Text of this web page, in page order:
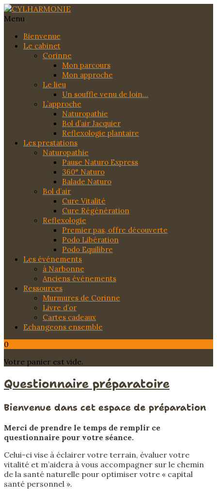
Menu
Bienvenue
Le cabinet
Corinne
Mon parcours
Mon approche
Le lieu
Un souffle venu de loin…
L’approche
Naturopathie
Bol d’air Jacquier
Reflexologie plantaire
Les prestations
Naturopathie
Pause Naturo Express
360° Naturo
Balade Naturo
Bol d’air
Cure Vitalité
Cure Régénération
Reflexologie
Premier pas, offre découverte
Podo Libération
Podo Equilibre
Les événements
à Narbonne
Anciens événements
Ressources
Murmures de Corinne
Livre d’or
Cartes cadeaux
Echangeons ensemble
0
Votre panier est vide.
Questionnaire préparatoire
Bienvenue dans cet espace de préparation
Merci de prendre le temps de remplir ce
questionnaire pour votre séance.
Celui-ci vise à éclairer votre terrain, évaluer votre
vitalité et m’aidera à vous accompagner sur le chemin
de la santé naturelle pour optimiser votre « capital
santé personnel ».